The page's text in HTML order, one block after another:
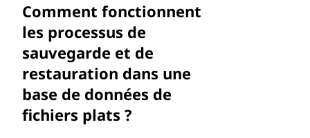
Comment fonctionnent
les processus de
sauvegarde et de
restauration dans une
base de données de
fichiers plats ?